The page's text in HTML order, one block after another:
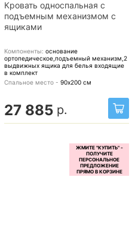
Кровать односпальная с
подъемным механизмом с
ящиками
Компоненты: основание
ортопедическое,подъемный механизм,2
выдвижных ящика для белья входящие
в комплект
Спальное место - 90х200 см
27 885 р.